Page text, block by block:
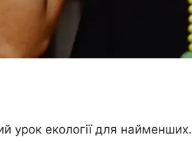
урок екології для найменших.